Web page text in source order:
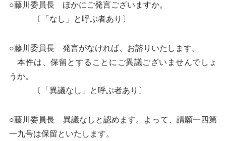
○藤川委員長 ほかにご発言ございますか。
〔「なし」と呼ぶ者あり〕
○藤川委員長 発言がなければ、お諮りいたします。
本件は、保留とすることにご異議ございませんでしょ
うか。
〔「異議なし」と呼ぶ者あり〕
○藤川委員長 異議なしと認めます。よって、請願一四第
一九号は保留といたします。